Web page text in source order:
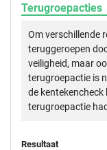
Terugroepacties
Om verschillende
teruggeroepen
veiligheid, maar
terugroepactie is
de
terugroepactie
Resultaat